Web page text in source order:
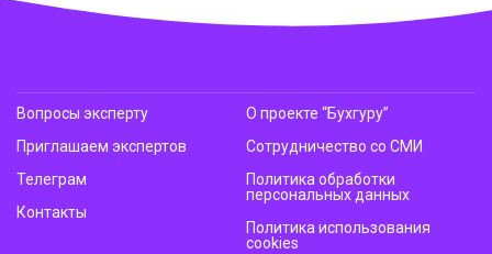
Вопросы эксперту
Приглашаем экспертов
Телеграм
Контакты
О проекте “Бухгуру”
Сотрудничество со СМИ
Политика обработки
персональных данных
Политика использования
cookies